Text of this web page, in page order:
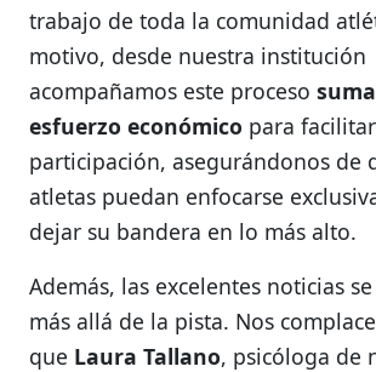
trabajo de toda la comunidad
motivo, desde nuestra institución
acompañamos este proceso
esfuerzo económico para
participación, asegurándonos de
atletas puedan enfocarse
dejar su bandera en lo más alto.
Además, las excelentes noticias
más allá de la pista. Nos
que Laura Tallano, psicóloga de